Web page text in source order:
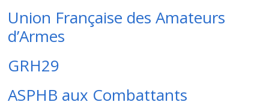
Union Française des Amateurs
d’Armes
GRH29
ASPHB aux Combattants